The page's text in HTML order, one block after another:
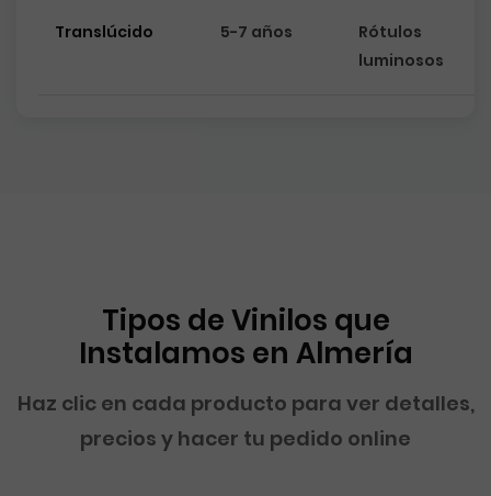
Translúcido 5-7 años
Rótulos
luminosos
Tipos de Vinilos que
Instalamos en Almería
Haz clic en cada producto para ver detalles,
precios y hacer tu pedido online